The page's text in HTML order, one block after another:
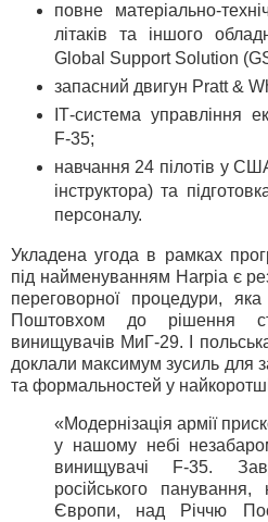
повне матеріально-
літаків та іншого
Global Support Solution
запасний двигун Pratt &
ІТ-система управління
F-35;
навчання 24 пілотів у
інструктора) та
персоналу.
Укладена угода в рамках
під найменуванням Harpia є
переговорної процедури,
Поштовхом до рішення
винищувачів МиГ-29. І
доклали максимум зусиль для
та формальностей у
«Модернізація армії
у нашому небі
винищувачі F-35.
російського
Європи, над Річчю